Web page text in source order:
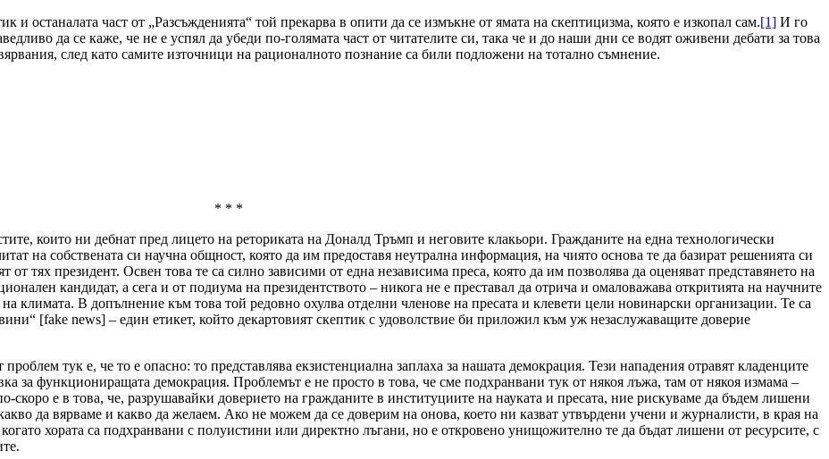
и останалата част от „Разсъжденията“ той прекарва в опити да се измъкне от ямата на скептицизма, която е изкопал сам.[1] И го
да се каже, че не е успял да убеди по-голямата част от читателите си, така че и до наши дни се водят оживени дебати за това
след като самите източници на рационалното познание са били подложени на тотално съмнение.
* * *
които ни дебнат пред лицето на реториката на Доналд Тръмп и неговите клакьори. Гражданите на една технологически
на собствената си научна общност, която да им предоставя неутрална информация, на чиято основа те да базират решенията си
от тях президент. Освен това те са силно зависими от една независима преса, която да им позволява да оценяват представянето на
кандидат, а сега и от подиума на президентството – никога не е преставал да отрича и омаловажава откритията на научните
климата. В допълнение към това той редовно охулва отделни членове на пресата и клевети цели новинарски организации. Те са
[fake news] – един етикет, който декартовият скептик с удоволствие би приложил към уж незаслужаващите доверие
тук е, че то е опасно: то представлява екзистенциална заплаха за нашата демокрация. Тези нападения отравят кладенците
за функциониращата демокрация. Проблемът е не просто в това, че сме подхранвани тук от някоя лъжа, там от някоя измама –
скоро е в това, че, разрушавайки доверието на гражданите в институциите на науката и пресата, ние рискуваме да бъдем лишени
да вярваме и какво да желаем. Ако не можем да се доверим на онова, което ни казват утвърдени учени и журналисти, в края на
хората са подхранвани с полуистини или директно лъгани, но е откровено унищожително те да бъдат лишени от ресурсите, с